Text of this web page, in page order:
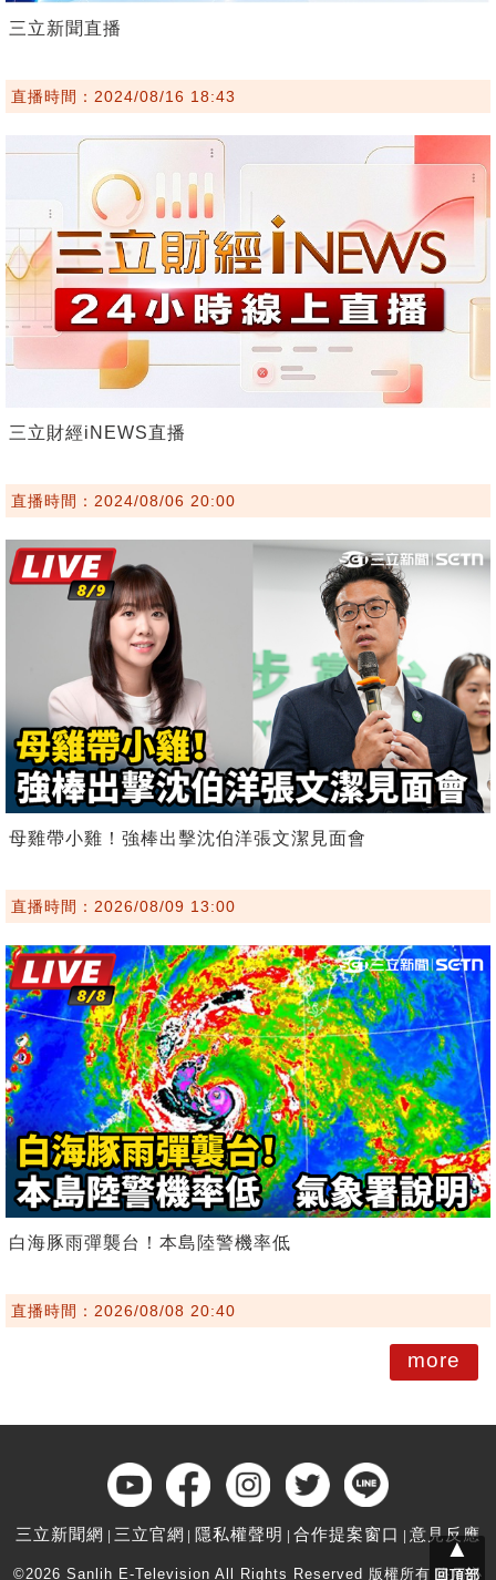
三立新聞直播
直播時間：2024/08/16 18:43
三立財經iNEWS直播
直播時間：2024/08/06 20:00
母雞帶小雞！強棒出擊沈伯洋張文潔見面會
直播時間：2026/08/09 13:00
白海豚雨彈襲台！本島陸警機率低
直播時間：2026/08/08 20:40
more
三立新聞網 三立官網 隱私權聲明 合作提案窗口 意見反應
©2026 Sanlih E-Television All Rights Reserved 版權所有 盜用必
▲
回頂部